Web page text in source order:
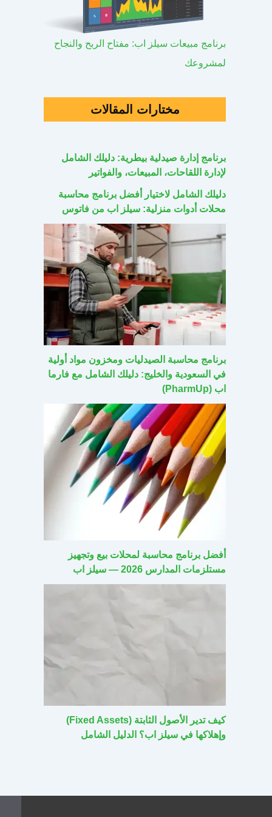
برنامج مبيعات سيلز اب: مفتاح الربح والنجاح
لمشروعك
مختارات المقالات
برنامج إدارة صيدلية بيطرية: دليلك الشامل
لإدارة اللقاحات، المبيعات، والفواتير
دليلك الشامل لاختيار أفضل برنامج محاسبة
محلات أدوات منزلية: سيلز اب من فاتوس
برنامج محاسبة الصيدليات ومخزون مواد أولية
في السعودية والخليج: دليلك الشامل مع فارما
اب (PharmUp)
أفضل برنامج محاسبة لمحلات بيع وتجهيز
مستلزمات المدارس 2026 — سيلز اب
كيف تدير الأصول الثابتة (Fixed Assets)
وإهلاكها في سيلز اب؟ الدليل الشامل